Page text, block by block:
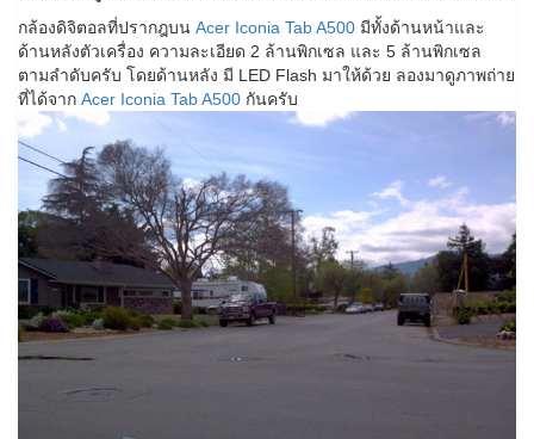
กล้องดิจิตอลที่ปรากฎบน Acer Iconia Tab A500 มีทั้งด้านหน้าและ
ด้านหลังตัวเครื่อง ความละเอียด 2 ล้านพิกเซล และ 5 ล้านพิกเซล
ตามลำดับครับ โดยด้านหลัง มี LED Flash มาให้ด้วย ลองมาดูภาพถ่าย
ที่ได้จาก Acer Iconia Tab A500 กันครับ